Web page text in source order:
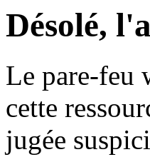
Désolé,
Le pare-feu
cette
jugée